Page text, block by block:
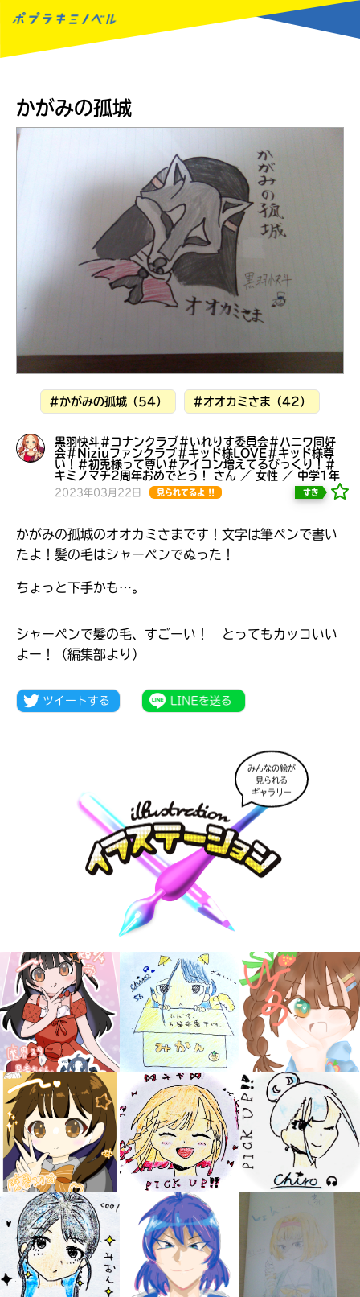
読みたい本が
見つかる
大人気
シリーズに
出会える
かがみの孤城
#かがみの孤城（54） #オオカミさま（42）
黒羽快斗＃コナンクラブ＃いれりす委員会＃ハニワ同好
会＃Niziuファンクラブ＃キッド様LOVE＃キッド様尊
い！＃初兎様って尊い＃アイコン増えてるびっくり！＃
キミノマチ2周年おめでとう！ さん ／ 女性 ／ 中学1年
2023年03月22日 見られてるよ !! すき
かがみの孤城のオオカミさまです！文字は筆ペンで書い
たよ！髪の毛はシャーペンでぬった！
ちょっと下手かも…。
シャーペンで髪の毛、すごーい！ とってもカッコいい
よー！（編集部より）
みんなの絵が
見られる
ギャラリー